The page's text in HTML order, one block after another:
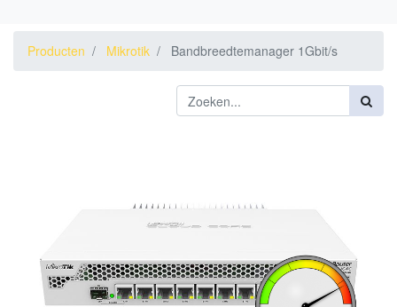
Producten Mikrotik Bandbreedtemanager 1Gbit/s